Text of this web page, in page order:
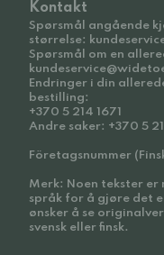
Kontakt
Spørsmål angående
størrelse:
Spørsmål om en
Endringer i din
bestilling:
+370 5 214 1671
Andre saker: +370 5
Företagsnummer
Merk: Noen tekster
språk for å gjøre det
ønsker å se
svensk eller finsk.